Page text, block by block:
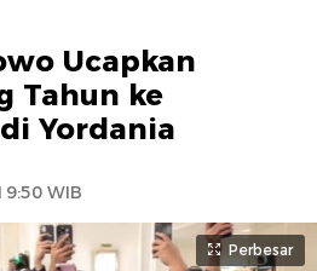
Ucapkan
Tahun ke
Yordania
WIB
Perbesar